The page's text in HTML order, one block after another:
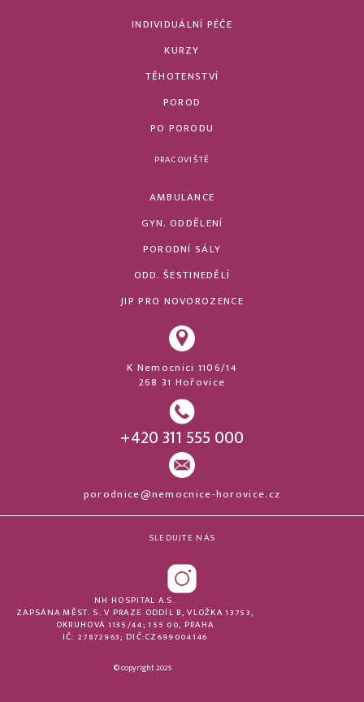
INDIVIDUÁLNÍ PÉČE
KURZY
TĚHOTENSTVÍ
POROD
PO PORODU
PRACOVIŠTĚ
AMBULANCE
GYN. ODDĚLENÍ
PORODNÍ SÁLY
ODD. ŠESTINEDĚLÍ
JIP PRO NOVOROZENCE
K Nemocnici 1106/14
268 31 Hořovice
+420 311 555 000
porodnice@nemocnice-horovice.cz
NH HOSPITAL A.S.
ZAPSÁNA MĚST. S. V PRAZE ODDÍL B, VLOŽKA 13753,
OKRUHOVÁ 1135/44; 155 00, PRAHA
IČ: 27872963; DIČ:CZ699004146
© copyright 2025
SLEDUJTE NÁS